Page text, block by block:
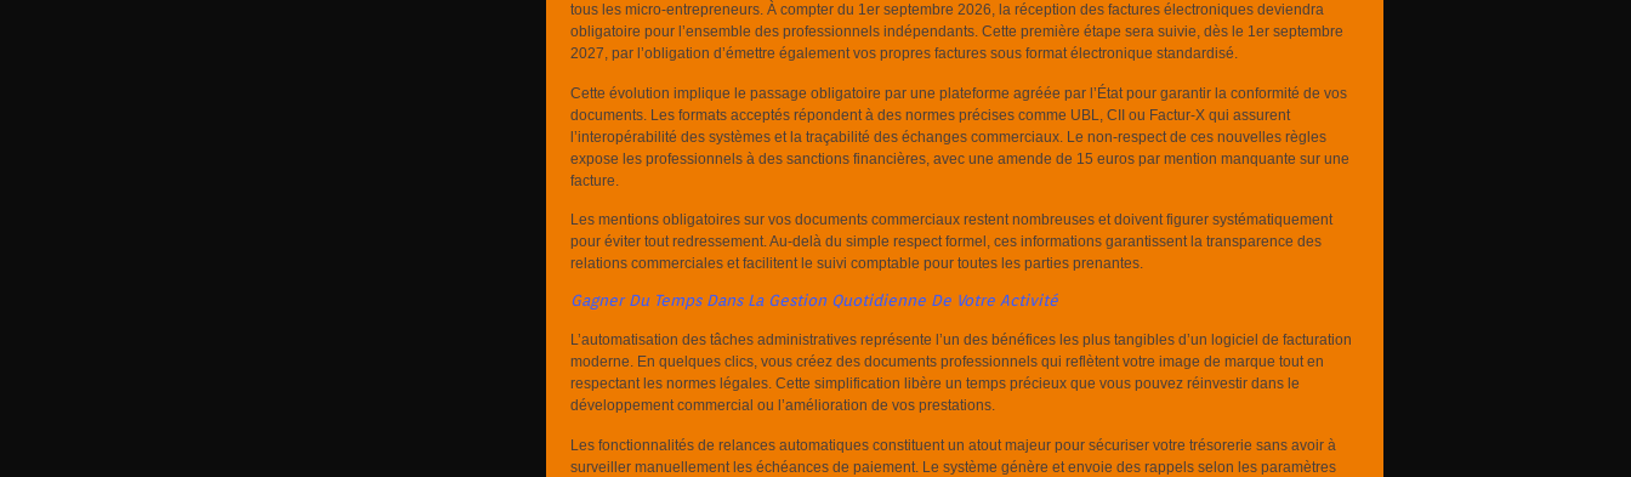
tous les micro-entrepreneurs. À compter du 1er septembre 2026, la réception des factures électroniques deviendra
obligatoire pour l’ensemble des professionnels indépendants. Cette première étape sera suivie, dès le 1er septembre
2027, par l’obligation d’émettre également vos propres factures sous format électronique standardisé.
Cette évolution implique le passage obligatoire par une plateforme agréée par l’État pour garantir la conformité de vos
documents. Les formats acceptés répondent à des normes précises comme UBL, CII ou Factur-X qui assurent
l’interopérabilité des systèmes et la traçabilité des échanges commerciaux. Le non-respect de ces nouvelles règles
expose les professionnels à des sanctions financières, avec une amende de 15 euros par mention manquante sur une
facture.
Les mentions obligatoires sur vos documents commerciaux restent nombreuses et doivent figurer systématiquement
pour éviter tout redressement. Au-delà du simple respect formel, ces informations garantissent la transparence des
relations commerciales et facilitent le suivi comptable pour toutes les parties prenantes.
Gagner Du Temps Dans La Gestion Quotidienne De Votre Activité
L’automatisation des tâches administratives représente l’un des bénéfices les plus tangibles d’un logiciel de facturation
moderne. En quelques clics, vous créez des documents professionnels qui reflètent votre image de marque tout en
respectant les normes légales. Cette simplification libère un temps précieux que vous pouvez réinvestir dans le
développement commercial ou l’amélioration de vos prestations.
Les fonctionnalités de relances automatiques constituent un atout majeur pour sécuriser votre trésorerie sans avoir à
surveiller manuellement les échéances de paiement. Le système génère et envoie des rappels selon les paramètres